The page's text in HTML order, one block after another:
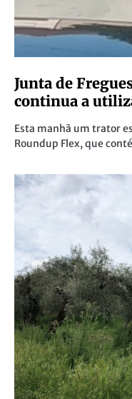
Junta de
continua a
Esta manhã um trator
Roundup Flex, que